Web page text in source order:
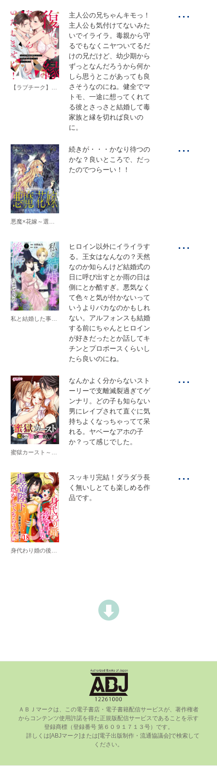
【ラブチーク】復縁なんていたしません！～カラダの相性抜群な元カレと欲求不満な高正さんのリベンジH！？～
主人公の兄ちゃんキモっ！
主人公も気付けてないみた
いでイライラ。毒親から守
るでもなくニヤついてるだ
けの兄だけど、幼少期から
ずっとなんだろうから何か
しら思うとこがあっても良
さそうなのにね。健全でマ
トモ、一途に想ってくれて
る彼とさっさと結婚して毒
家族と縁を切れば良いの
に。
...
悪魔×花嫁～選ばれた娘はどっち？～
続きが・・・かなり待つの
かな？良いところで、だっ
たのでつらーい！！
...
ヒロイン以外にイライラす
る。王女はなんなの？天然
なのか知らんけど結婚式の
日に呼び出すとか雨の日は
側にとか酷すぎ。悪気なく
て色々と気が付かないって
いうよりバカなのかもしれ
ない。アルフォンスも結婚
する前にちゃんとヒロイン
が好きだったとか話してキ
チンとプロポースくらいし
たら良いのにね。
...
蜜獄カースト～檻の中、淫らに弄ばれ…～
なんかよく分からないスト
ーリーで支離滅裂過ぎてゲ
ンナリ。どの子も知らない
男にレイプされて直ぐに気
持ちよくなっちゃってて呆
れる。ヤベーなアホの子
か？って感じでした。
...
スッキリ完結！ダラダラ長
く無いしとても楽しめる作
品です。
...
ＡＢＪマークは、この電⼦書店・電⼦書籍配信サービスが、著作権者
からコンテンツ使⽤許諾を得た正規版配信サービスであることを⽰す
登録商標（登録番号 第６０９１７１３号）です。
ください。